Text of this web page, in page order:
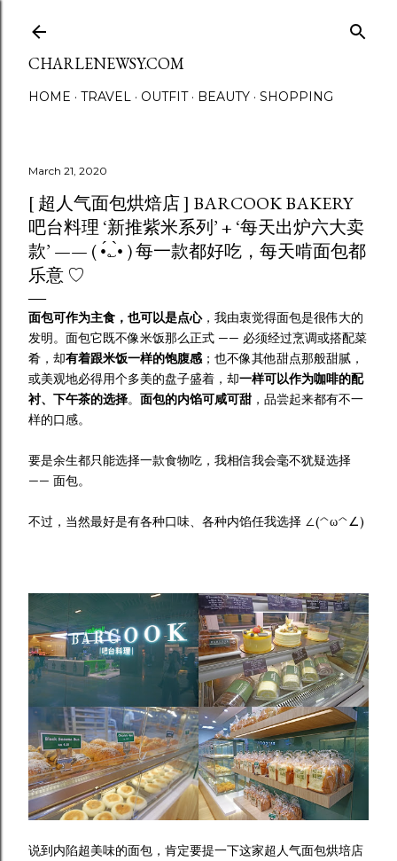
CHARLENEWSY.COM
HOME TRAVEL OUTFIT BEAUTY SHOPPING
March 21, 2020
[ 超人气面包烘焙店 ] BARCOOK BAKERY
吧台料理 ‘新推紫米系列’ + ‘每天出炉六大卖
款’ —— ( •́؎•̀ ) 每一款都好吃，每天啃面包都
乐意 ♡
面包可作为主食，也可以是点心，我由衷觉得面包是很伟大的
发明。面包它既不像米饭那么正式 —— 必须经过烹调或搭配菜
肴，却有着跟米饭一样的饱腹感 ；也不像其他甜点那般甜腻，
或美观地必得用个多美的盘子盛着，却一样可以作为咖啡的配
衬、下午茶的选择。 面包的内馅可咸可甜 ，品尝起来都有不一
样的口感。
要是余生都只能选择一款食物吃，我相信我会毫不犹疑选择
—— 面包。
不过，当然最好是有各种口味、各种内馅任我选择 ∠(^ω^∠)
说到内陷超美味的面包，肯定要提一下这家超人气面包烘培店